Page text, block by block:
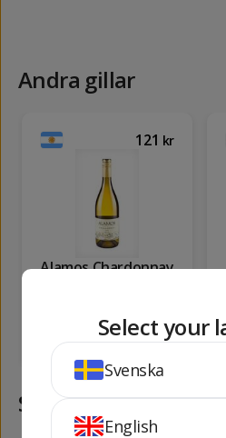
Andra gillar
121 kr
Alamos Chardonnay
KÖP
Samma kategori
Select your
Svenska
English